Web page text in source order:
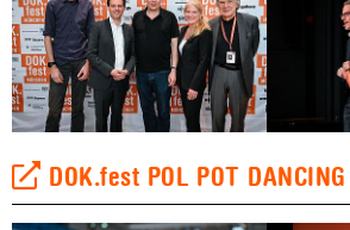
DOK.fest POL POT DANCING